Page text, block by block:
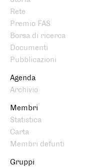
Rete
Premio FAS
Borsa di ricerca
Documenti
Pubblicazioni
Agenda
Archivio
Membri
Statistica
Carta
Membri defunti
Gruppi